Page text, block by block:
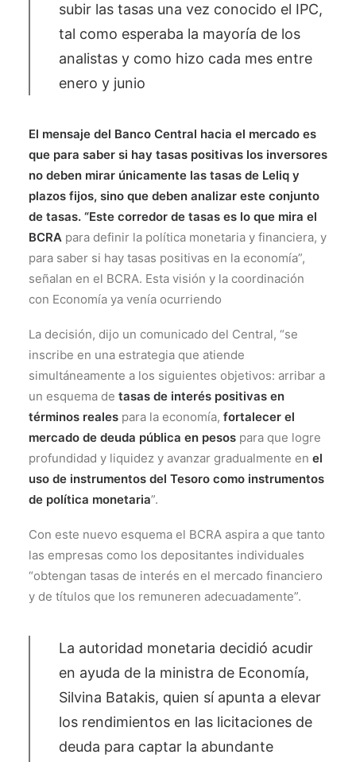
subir las tasas una vez conocido el IPC,
tal como esperaba la mayoría de los
analistas y como hizo cada mes entre
enero y junio
El mensaje del Banco Central hacia el mercado es
que para saber si hay tasas positivas los inversores
no deben mirar únicamente las tasas de Leliq y
plazos fijos, sino que deben analizar este conjunto
de tasas. “Este corredor de tasas es lo que mira el
BCRA para definir la política monetaria y financiera, y
para saber si hay tasas positivas en la economía”,
señalan en el BCRA. Esta visión y la coordinación
con Economía ya venía ocurriendo
La decisión, dijo un comunicado del Central, “se
inscribe en una estrategia que atiende
simultáneamente a los siguientes objetivos: arribar a
un esquema de tasas de interés positivas en
términos reales para la economía, fortalecer el
mercado de deuda pública en pesos para que logre
profundidad y liquidez y avanzar gradualmente en el
uso de instrumentos del Tesoro como instrumentos
de política monetaria”.
Con este nuevo esquema el BCRA aspira a que tanto
las empresas como los depositantes individuales
“obtengan tasas de interés en el mercado financiero
y de títulos que los remuneren adecuadamente”.
La autoridad monetaria decidió acudir
en ayuda de la ministra de Economía,
Silvina Batakis, quien sí apunta a elevar
los rendimientos en las licitaciones de
deuda para captar la abundante